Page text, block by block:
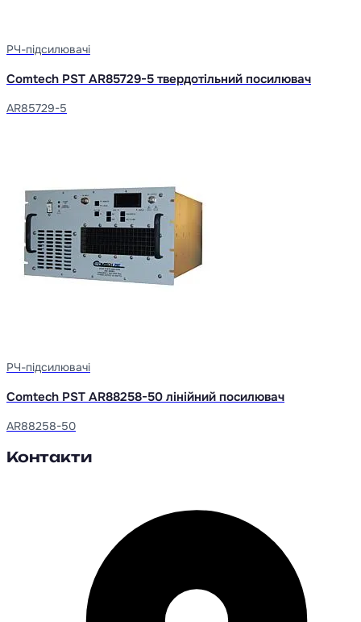
РЧ-підсилювачі
Comtech PST AR85729-5 твердотільний посилювач
AR85729-5
РЧ-підсилювачі
Comtech PST AR88258-50 лінійний посилювач
AR88258-50
Контакти